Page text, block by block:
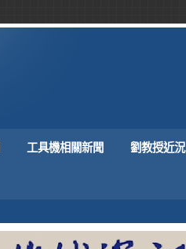
工具機相關新聞 劉教授近況